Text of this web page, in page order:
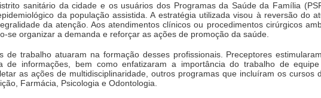
sanitário da cidade e os usuários dos Programas da Saúde da Família
da população assistida. A estratégia utilizada visou à reversão do
da atenção. Aos atendimentos clínicos ou procedimentos cirúrgicos
se organizar a demanda e reforçar as ações de promoção da saúde.
de trabalho atuaram na formação desses profissionais. Preceptores
informações, bem como enfatizaram a importância do trabalho de equipe
as ações de multidisciplinaridade, outros programas que incluíram os cursos
Farmácia, Psicologia e Odontologia.